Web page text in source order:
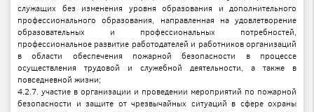
служащих без изменения уровня образования и дополнительного
профессионального образования, направленная на удовлетворение
образовательных и профессиональных потребностей,
профессиональное развитие работодателей и работников организаций
в области обеспечения пожарной безопасности в процессе
осуществления трудовой и служебной деятельности, а также в
повседневной жизни;
4.2.7. участие в организации и проведении мероприятий по пожарной
безопасности и защите от чрезвычайных ситуаций в сфере охраны